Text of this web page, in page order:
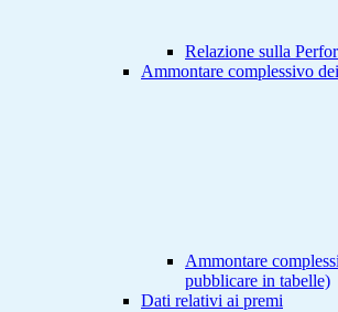
Relazione sulla
Ammontare complessivo
Ammontare
pubblicare in tabelle)
Dati relativi ai premi